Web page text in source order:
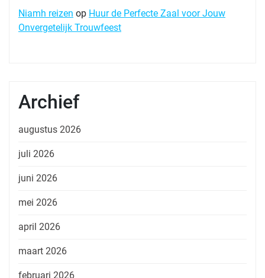
Niamh reizen op Huur de Perfecte Zaal voor Jouw
Onvergetelijk Trouwfeest
Archief
augustus 2026
juli 2026
juni 2026
mei 2026
april 2026
maart 2026
februari 2026